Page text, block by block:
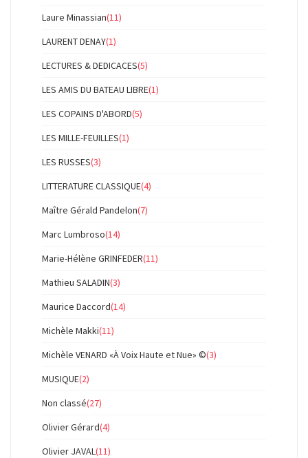
Laure Minassian(11)
LAURENT DENAY(1)
LECTURES & DEDICACES(5)
LES AMIS DU BATEAU LIBRE(1)
LES COPAINS D'ABORD(5)
LES MILLE-FEUILLES(1)
LES RUSSES(3)
LITTERATURE CLASSIQUE(4)
Maître Gérald Pandelon(7)
Marc Lumbroso(14)
Marie-Hélène GRINFEDER(11)
Mathieu SALADIN(3)
Maurice Daccord(14)
Michèle Makki(11)
Michèle VENARD «À Voix Haute et Nue» ©(3)
MUSIQUE(2)
Non classé(27)
Olivier Gérard(4)
Olivier JAVAL(11)